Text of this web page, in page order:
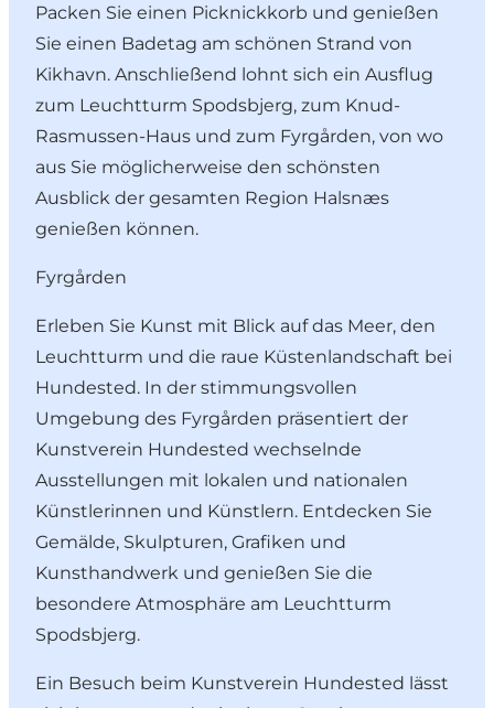
Packen Sie einen Picknickkorb und genießen
Sie einen Badetag am schönen Strand von
Kikhavn. Anschließend lohnt sich ein Ausflug
zum Leuchtturm Spodsbjerg, zum Knud-
Rasmussen-Haus und zum Fyrgården, von wo
aus Sie möglicherweise den schönsten
Ausblick der gesamten Region Halsnæs
genießen können.
Fyrgården
Erleben Sie Kunst mit Blick auf das Meer, den
Leuchtturm und die raue Küstenlandschaft bei
Hundested. In der stimmungsvollen
Umgebung des Fyrgården präsentiert der
Kunstverein Hundested wechselnde
Ausstellungen mit lokalen und nationalen
Künstlerinnen und Künstlern. Entdecken Sie
Gemälde, Skulpturen, Grafiken und
Kunsthandwerk und genießen Sie die
besondere Atmosphäre am Leuchtturm
Spodsbjerg.
Ein Besuch beim Kunstverein Hundested lässt